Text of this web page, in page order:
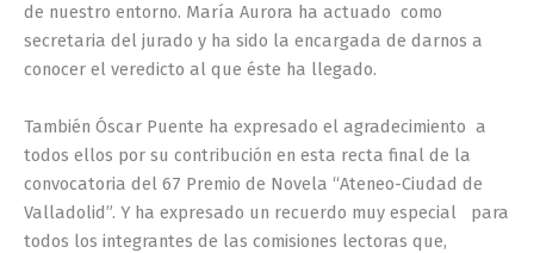
de nuestro entorno. María Aurora ha actuado como
secretaria del jurado y ha sido la encargada de darnos a
conocer el veredicto al que éste ha llegado.
También Óscar Puente ha expresado el agradecimiento a
todos ellos por su contribución en esta recta final de la
convocatoria del 67 Premio de Novela “Ateneo-Ciudad de
Valladolid”. Y ha expresado un recuerdo muy especial para
todos los integrantes de las comisiones lectoras que,